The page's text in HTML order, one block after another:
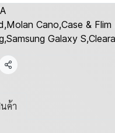
,Molan Cano,Case &
,Samsung Galaxy S,
แชร์
ค้า